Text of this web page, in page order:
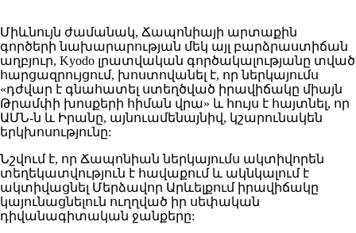
Միևնույն ժամանակ, Ճապոնիայի արտաքին
գործերի նախարարության մեկ այլ բարձրաստիճան
աղբյուր, Kyodo լրատվական գործակալությանը տված
հարցազրույցում, խոստովանել է, որ ներկայումս
«դժվար է գնահատել ստեղծված իրավիճակը միայն
Թրամփի խոսքերի հիման վրա» և հույս է հայտնել, որ
ԱՄՆ-ն և Իրանը, այնուամենայնիվ, կշարունակեն
երկխոսությունը:
Նշվում է, որ Ճապոնիան ներկայումս ակտիվորեն
տեղեկատվություն է հավաքում և ակնկալում է
ակտիվացնել Մերձավոր Արևելքում իրավիճակը
կայունացնելուն ուղղված իր սեփական
դիվանագիտական ​​ջանքերը: